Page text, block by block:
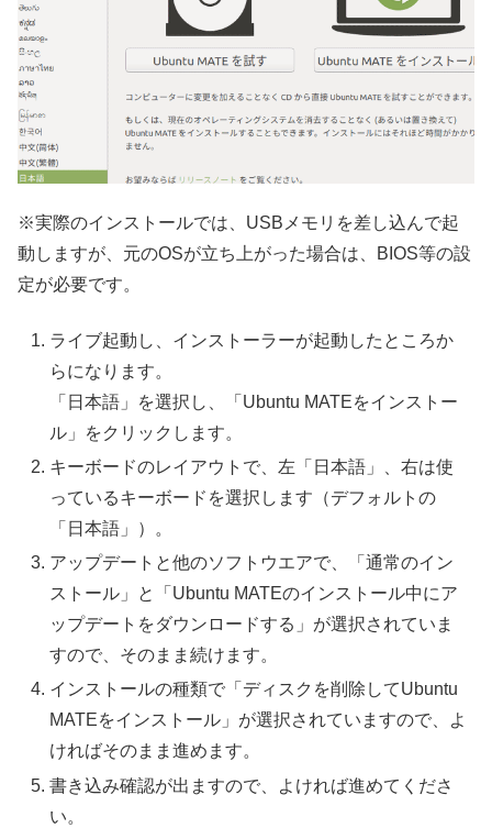
※実際のインストールでは、USBメモリを差し込んで起
動しますが、元のOSが立ち上がった場合は、BIOS等の設
定が必要です。
ライブ起動し、インストーラーが起動したところか
らになります。
「日本語」を選択し、「Ubuntu MATEをインストー
ル」をクリックします。
キーボードのレイアウトで、左「日本語」、右は使
っているキーボードを選択します（デフォルトの
「日本語」）。
アップデートと他のソフトウエアで、「通常のイン
ストール」と「Ubuntu MATEのインストール中にア
ップデートをダウンロードする」が選択されていま
すので、そのまま続けます。
インストールの種類で「ディスクを削除してUbuntu
MATEをインストール」が選択されていますので、よ
ければそのまま進めます。
書き込み確認が出ますので、よければ進めてくださ
い。